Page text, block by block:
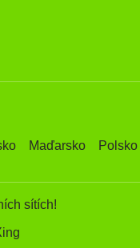
Maďarsko Polsko
sítích!